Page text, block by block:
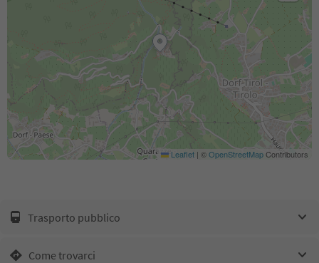
Leaflet | ©OpenStreetMapContributors
Trasporto pubblico
Come trovarci